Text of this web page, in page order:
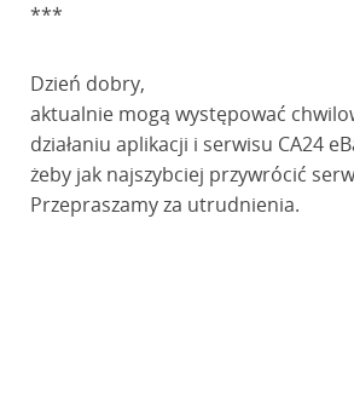
***
Dzień dobry,
aktualnie mogą występować
działaniu aplikacji i serwisu CA24
żeby jak najszybciej przywrócić
Przepraszamy za utrudnienia.